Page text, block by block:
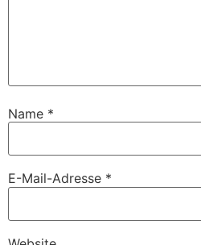
Name *
E-Mail-Adresse *